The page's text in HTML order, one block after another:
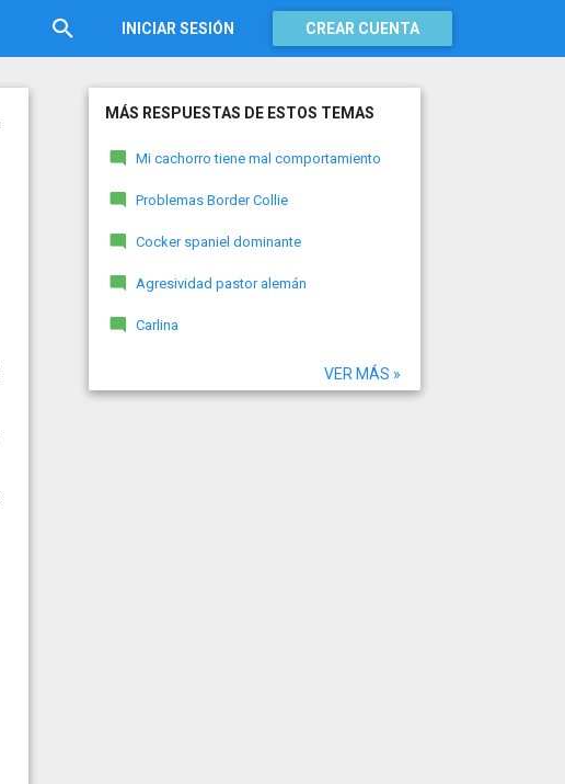
INICIAR SESIÓN CREAR CUENTA
MÁS RESPUESTAS DE ESTOS TEMAS
Mi cachorro tiene mal comportamiento
Problemas Border Collie
Cocker spaniel dominante
Agresividad pastor alemán
Carlina
VER MÁS »